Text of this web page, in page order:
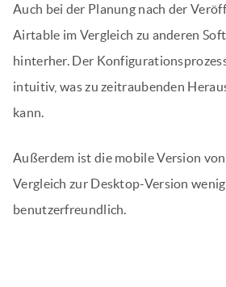
Auch bei der Planung nach der
Airtable im Vergleich zu anderen
hinterher. Der
intuitiv, was zu zeitraubenden
kann.
Außerdem ist die mobile Version
Vergleich zur Desktop-Version
benutzerfreundlich.